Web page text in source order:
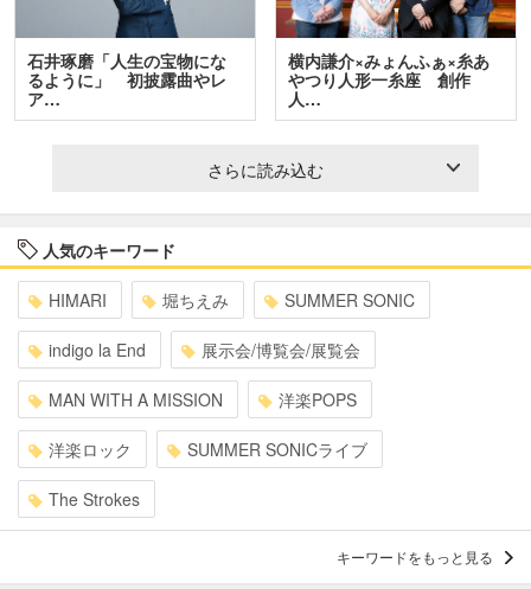
石井琢磨「人生の宝物にな
るように」 初披露曲やレ
ア…
横内謙介×みょんふぁ×糸あ
やつり人形一糸座 創作
人…
さらに読み込む
人気のキーワード
HIMARI 堀ちえみ SUMMER SONIC
indigo la End 展示会/博覧会/展覧会
MAN WITH A MISSION 洋楽POPS
洋楽ロック SUMMER SONICライブ
The Strokes
キーワードをもっと見る